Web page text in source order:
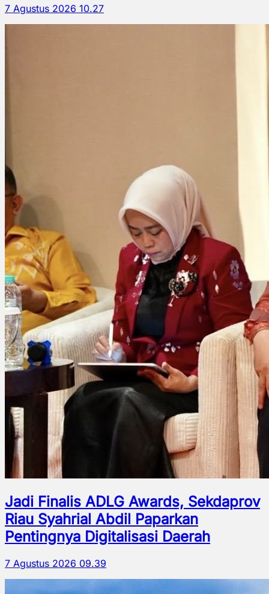
7 Agustus 2026 10.27
Jadi Finalis ADLG Awards, Sekdaprov
Riau Syahrial Abdil Paparkan
Pentingnya Digitalisasi Daerah
7 Agustus 2026 09.39